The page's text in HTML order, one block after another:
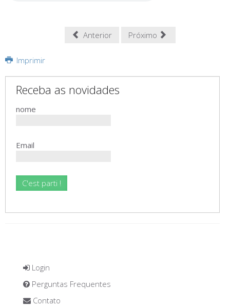
Anterior Próximo
Imprimir
Receba as novidades
nome
Email
Login
Perguntas Frequentes
Contato